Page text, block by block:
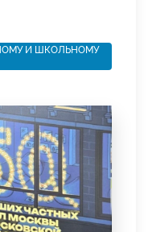
И ШКОЛЬНОМУ